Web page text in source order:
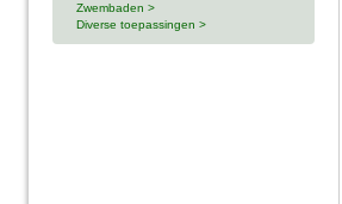
Zwembaden >
Diverse toepassingen >